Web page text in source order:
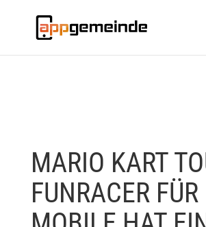
MARIO KART
FUNRACER FÜR